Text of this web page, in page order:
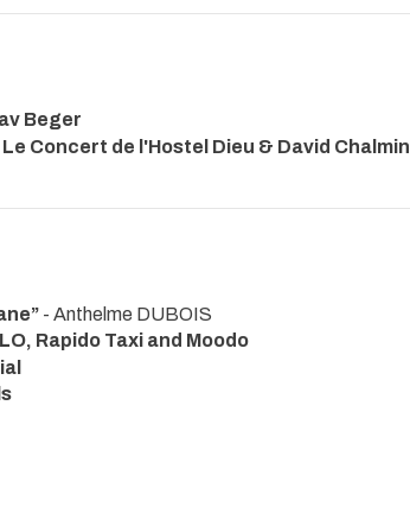
Beger
Concert de l'Hostel Dieu & David Chalmin
- Anthelme DUBOIS
Rapido Taxi and Moodo